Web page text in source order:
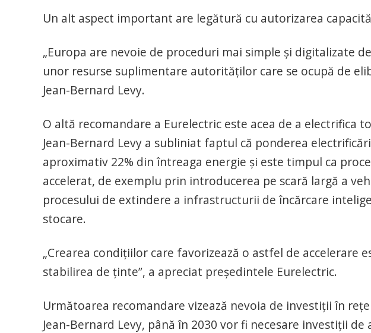
Un alt aspect important are legătură cu autorizarea
„Europa are nevoie de proceduri mai simple şi digitalizate
unor resurse suplimentare autorităţilor care se ocupă de
Jean-Bernard Levy.
O altă recomandare a Eurelectric este acea de a electrifica
Jean-Bernard Levy a subliniat faptul că ponderea
aproximativ 22% din întreaga energie şi este timpul ca
accelerat, de exemplu prin introducerea pe scară largă a
procesului de extindere a infrastructurii de încărcare
stocare.
„Crearea condiţiilor care favorizează o astfel de accelerare
stabilirea de ţinte”, a apreciat preşedintele Eurelectric.
Următoarea recomandare vizează nevoia de investiţii în
Jean-Bernard Levy, până în 2030 vor fi necesare investiţii